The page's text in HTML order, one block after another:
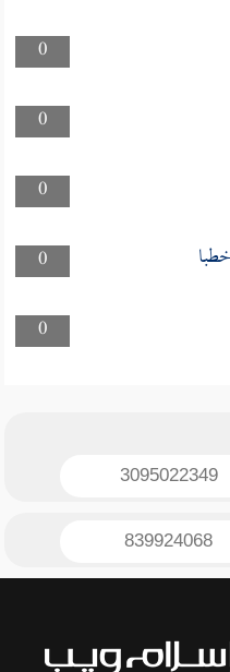
0
0
0
0
0
3095022349
839924068